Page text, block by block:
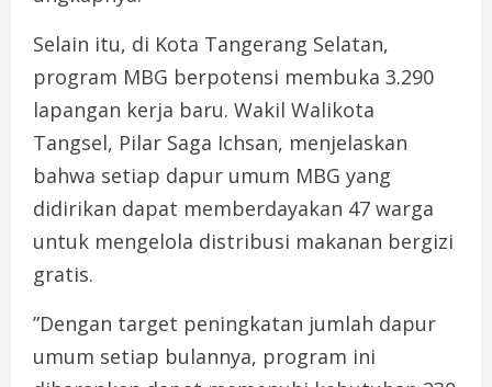
Selain itu, di Kota Tangerang Selatan,
program MBG berpotensi membuka 3.290
lapangan kerja baru. Wakil Walikota
Tangsel, Pilar Saga Ichsan, menjelaskan
bahwa setiap dapur umum MBG yang
didirikan dapat memberdayakan 47 warga
untuk mengelola distribusi makanan bergizi
gratis.
”Dengan target peningkatan jumlah dapur
umum setiap bulannya, program ini